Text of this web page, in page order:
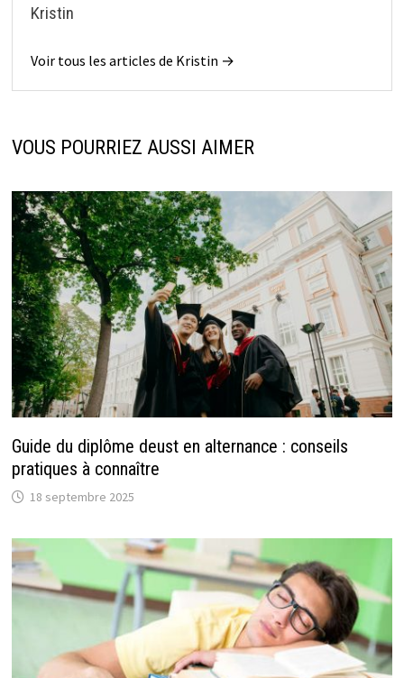
Kristin
Voir tous les articles de Kristin →
VOUS POURRIEZ AUSSI AIMER
Guide du diplôme deust en alternance : conseils
pratiques à connaître
18 septembre 2025